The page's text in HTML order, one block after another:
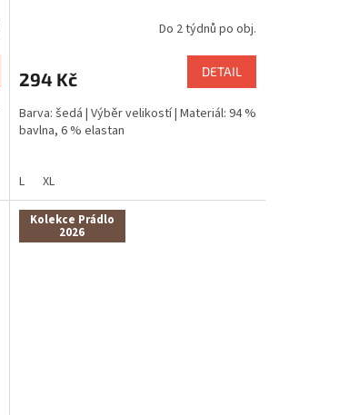
Do 2 týdnů po obj.
294 Kč DETAIL
Barva: šedá | Výběr velikostí | Materiál: 94 %
bavlna, 6 % elastan
L XL
Kolekce Prádlo
2026